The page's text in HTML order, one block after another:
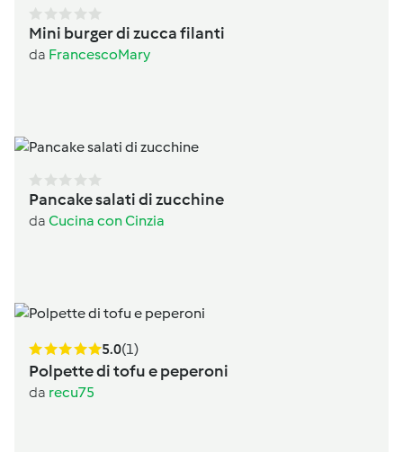
Mini burger di zucca filanti
da FrancescoMary
Pancake salati di zucchine
da Cucina con Cinzia
5.0(1)
Polpette di tofu e peperoni
da recu75